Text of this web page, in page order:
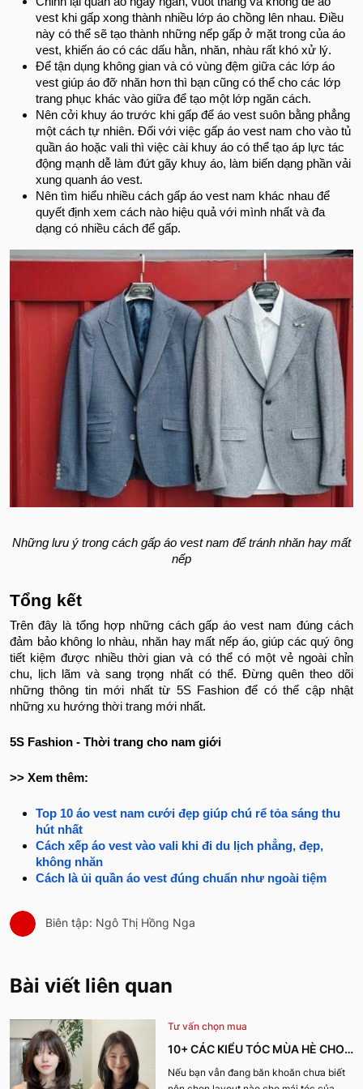
vest khi gấp xong thành nhiều lớp áo chồng lên nhau. Điều
này có thể sẽ tạo thành những nếp gấp ở mặt trong của áo
vest, khiến áo có các dấu hằn, nhăn, nhàu rất khó xử lý.
Để tận dụng không gian và có vùng đệm giữa các lớp áo
vest giúp áo đỡ nhăn hơn thì bạn cũng có thể cho các lớp
trang phục khác vào giữa để tạo một lớp ngăn cách.
Nên cởi khuy áo trước khi gấp để áo vest suôn bằng phẳng
một cách tự nhiên. Đối với việc gấp áo vest nam cho vào tủ
quần áo hoặc vali thì việc cài khuy áo có thể tạo áp lực tác
động mạnh dễ làm đứt gãy khuy áo, làm biến dạng phần vải
xung quanh áo vest.
Nên tìm hiểu nhiều cách gấp áo vest nam khác nhau để
quyết định xem cách nào hiệu quả với mình nhất và đa
dạng có nhiều cách để gấp.
Những lưu ý trong cách gấp áo vest nam để tránh nhăn hay mất
nếp
Tổng kết
Trên đây là tổng hợp những cách gấp áo vest nam đúng cách
đảm bảo không lo nhàu, nhăn hay mất nếp áo, giúp các quý ông
tiết kiệm được nhiều thời gian và có thể có một vẻ ngoài chỉn
chu, lịch lãm và sang trọng nhất có thể. Đừng quên theo dõi
những thông tin mới nhất từ 5S Fashion để có thể cập nhật
những xu hướng thời trang mới nhất.
5S Fashion - Thời trang cho nam giới
>> Xem thêm:
Top 10 áo vest nam cưới đẹp giúp chú rể tỏa sáng thu
hút nhất
Cách xếp áo vest vào vali khi đi du lịch phẳng, đẹp,
không nhăn
Cách là ủi quần áo vest đúng chuẩn như ngoài tiệm
Biên tập: Ngô Thị Hồng Nga
Bài viết liên quan
Tư vấn chọn mua
10+ CÁC KIỂU TÓC MÙA HÈ CHO
NỮ CỰC XINH, THU HÚT NHẤT
Nếu bạn vẫn đang băn khoăn chưa biết